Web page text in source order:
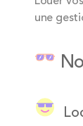
une